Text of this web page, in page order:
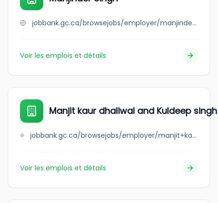
jobbank.gc.ca/browsejobs/employer/manjinder+singh/ca
Voir les emplois et détails
Manjit kaur dhaliwal and Kuldeep
jobbank.gc.ca/browsejobs/employer/manjit+kaur+dhaliwal+and+kuldeep+singh+dhaliwal/ca
Voir les emplois et détails